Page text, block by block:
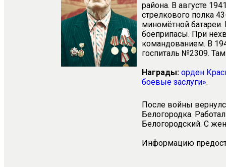
района. В августе
стрелкового полка
миномётной
боеприпасы. При
командованием. В
госпиталь №2309.
Награды: орден
боевые заслуги».
После войны
Белогородка.
Белогородский. С
Информацию